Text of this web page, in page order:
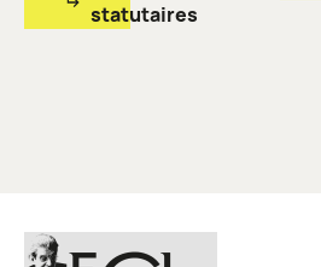
statutaires